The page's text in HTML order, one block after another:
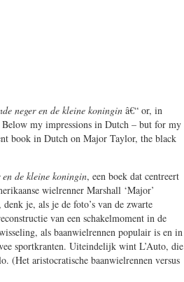
neger en de kleine koningin â€“ or, in
my impressions in Dutch – but for my
book in Dutch on Major Taylor, the black
en de kleine koningin, een boek dat centreert
wielrenner Marshall ‘Major’
je, als je de foto’s van de zwarte
van een schakelmoment in de
als baanwielrennen populair is en in
sportkranten. Uiteindelijk wint L’Auto, die
(Het aristocratische baanwielrennen versus